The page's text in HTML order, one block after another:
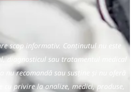
scop informativ. Conținutul nu este
diagnosticul sau tratamentul medical
nu recomandă sau susține și nu oferă
cu privire la analize, medici, produse,